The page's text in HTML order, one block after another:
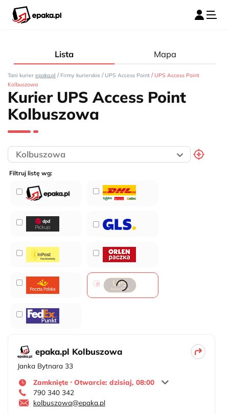
Lista Mapa
Tani kurier epaka.pl / Firmy kurierskie / UPS Access Point / UPS Access Point
Kolbuszowa
Kurier UPS Access Point
Kolbuszowa
Filtruj listę wg:
epaka.pl Kolbuszowa
Janka Bytnara 33
Zamknięte ⋅ Otwarcie: dzisiaj, 08:00
790 340 342
kolbuszowa@epaka.pl